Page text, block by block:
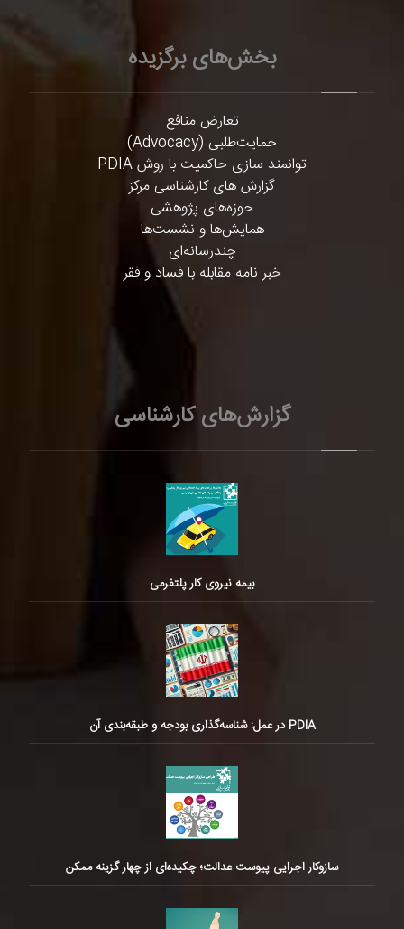
بخش‌های برگزیده
تعارض منافع
حمایت‌طلبی (Advocacy)
توانمند سازی حاکمیت با روش PDIA
گزارش های کارشناسی مرکز
حوزه‌های پژوهشی
همایش‌ها و نشست‌ها
چندرسانه‌ای
خبر نامه مقابله با فساد و فقر
گزارش‌های کارشناسی
بیمه نیروی کار پلتفرمی
PDIA در عمل: شناسه‌گذاری بودجه و طبقه‌بندی آن
سازوکار اجرایی پیوست عدالت؛ چکیده‌ای از چهار گزینه ممکن